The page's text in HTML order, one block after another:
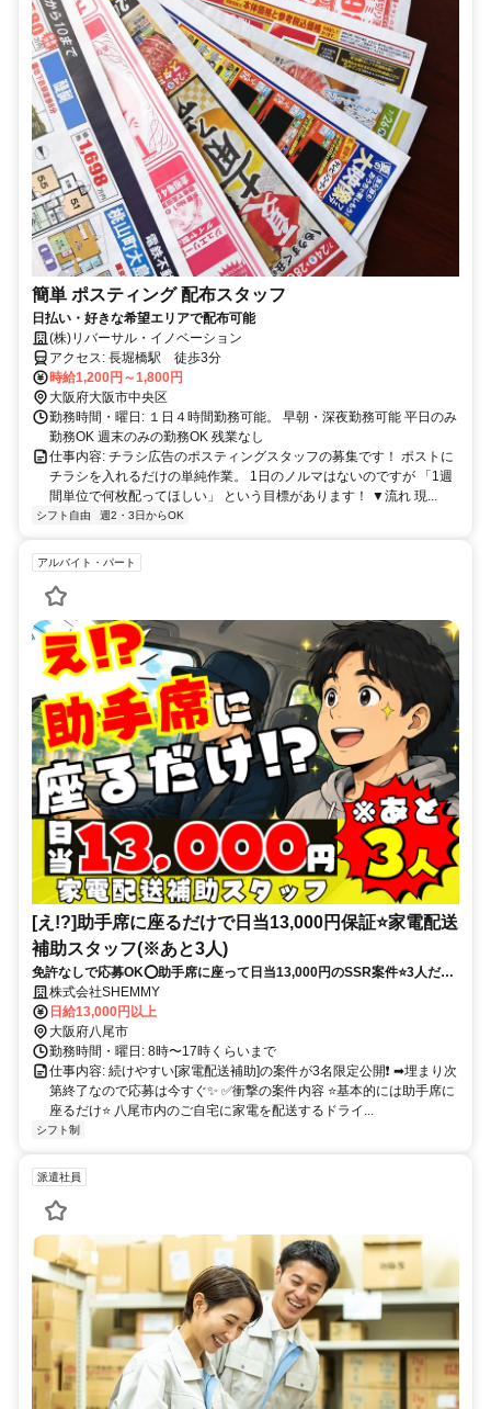
簡単 ポスティング 配布スタッフ
日払い・好きな希望エリアで配布可能
(株)リバーサル・イノベーション
アクセス: 長堀橋駅 徒歩3分
時給1,200円～1,800円
大阪府大阪市中央区
勤務時間・曜日: １日４時間勤務可能。 早朝・深夜勤務可能 平日のみ
勤務OK 週末のみの勤務OK 残業なし
仕事内容: チラシ広告のポスティングスタッフの募集です！ ポストに
チラシを入れるだけの単純作業。 1日のノルマはないのですが 「1週
間単位で何枚配ってほしい」 という目標があります！ ▼流れ 現...
シフト自由 週2・3日からOK
アルバイト・パート
[え!?]助手席に座るだけで日当13,000円保証⭐️家電配送
補助スタッフ(※あと3人)
免許なしで応募OK⭕助手席に座って日当13,000円のSSR案件⭐️3人だけ
の限定募集⭐️しかも昇給のチャンスもあり⭐️積極採用中⭕
株式会社SHEMMY
日給13,000円以上
大阪府八尾市
勤務時間・曜日: 8時〜17時くらいまで
仕事内容: 続けやすい[家電配送補助]の案件が3名限定公開❗ ➡埋まり次
第終了なので応募は今すぐ✨ ✅衝撃の案件内容 ⭐️基本的には助手席に
座るだけ⭐️ 八尾市内のご自宅に家電を配送するドライ...
シフト制
派遣社員